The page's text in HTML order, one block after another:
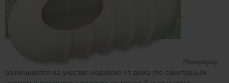
Резервуар
размещается на участке недалеко от дома (по санитарным